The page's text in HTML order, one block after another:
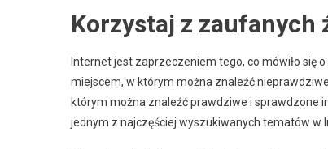
Korzystaj z zaufanych
Internet jest zaprzeczeniem tego, co mówiło się
miejscem, w którym można znaleźć
którym można znaleźć prawdziwe i
jednym z najczęściej wyszukiwanych tematów w